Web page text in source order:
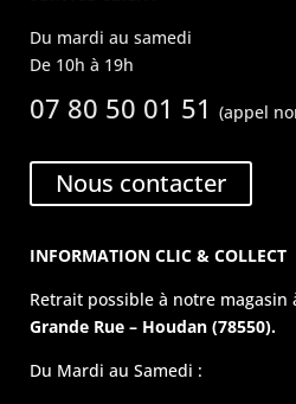
Du mardi au samedi
De 10h à 19h
07 80 50 01 51(appel
Nous contacter
INFORMATION CLIC & COLLECT
Retrait possible à notre magasin
Grande Rue – Houdan (78550).
Du Mardi au Samedi :